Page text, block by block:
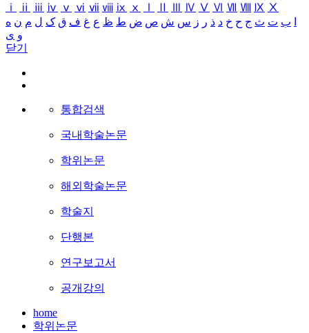
ⅰ
ⅱ ⅲ ⅳ ⅴ ⅵ ⅶ ⅷ ⅸ ⅹ Ⅳ Ⅴ Ⅵ Ⅶ Ⅷ Ⅸ Ⅹ
ب ت ث ج ح خ د ذ ر ز س ش ص ض ط ظ ع غ ف ق ک ل م ن ه
و ی
닫기
통합검색
국내학술논문
학위논문
해외학술논문
학술지
단행본
연구보고서
공개강의
home
학위논문